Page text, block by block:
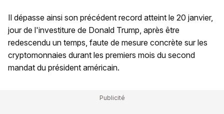
Il dépasse ainsi son précédent record atteint le 20 janvier,
jour de l'investiture de Donald Trump, après être
redescendu un temps, faute de mesure concrète sur les
cryptomonnaies durant les premiers mois du second
mandat du président américain.